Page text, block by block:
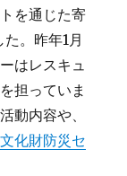
を通じた寄
。昨年1月
はレスキュ
担っていま
動内容や、
文化財防災セ